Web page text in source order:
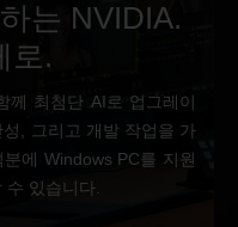
는 NVIDIA.
로.
최첨단 AI로 업그레이
, 그리고 개발 작업을 가
에 Windows PC를 지원
있습니다.